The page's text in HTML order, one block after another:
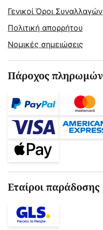
Γενικοί Όροι Συναλλαγών
Πολιτική απορρήτου
Νομικές σημειώσεις
Πάροχος πληρωμών
Εταίροι παράδοσης